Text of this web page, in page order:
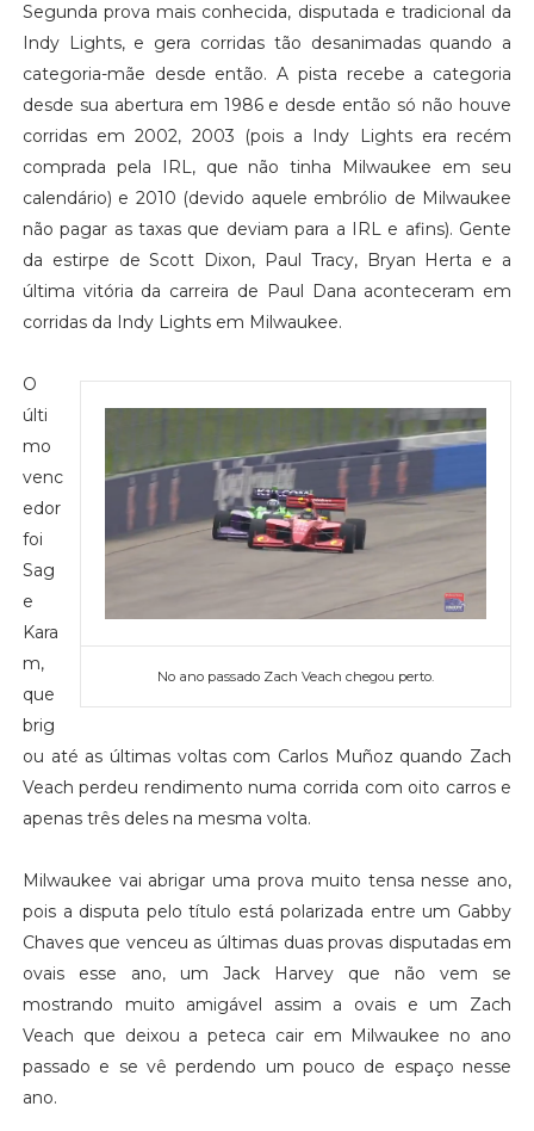
Segunda prova mais conhecida, disputada e tradicional da
Indy Lights, e gera corridas tão desanimadas quando a
categoria-mãe desde então. A pista recebe a categoria
desde sua abertura em 1986 e desde então só não houve
corridas em 2002, 2003 (pois a Indy Lights era recém
comprada pela IRL, que não tinha Milwaukee em seu
calendário) e 2010 (devido aquele embrólio de Milwaukee
não pagar as taxas que deviam para a IRL e afins). Gente
da estirpe de Scott Dixon, Paul Tracy, Bryan Herta e a
última vitória da carreira de Paul Dana aconteceram em
corridas da Indy Lights em Milwaukee.
No ano passado Zach Veach chegou perto.
O
últi
mo
venc
edor
foi
Sag
e
Kara
m,
que
brig
ou até as últimas voltas com Carlos Muñoz quando Zach
Veach perdeu rendimento numa corrida com oito carros e
apenas três deles na mesma volta.
Milwaukee vai abrigar uma prova muito tensa nesse ano,
pois a disputa pelo título está polarizada entre um Gabby
Chaves que venceu as últimas duas provas disputadas em
ovais esse ano, um Jack Harvey que não vem se
mostrando muito amigável assim a ovais e um Zach
Veach que deixou a peteca cair em Milwaukee no ano
passado e se vê perdendo um pouco de espaço nesse
ano.